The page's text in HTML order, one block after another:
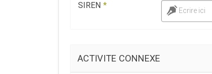
SIREN *
Ecrire ici
ACTIVITE CONNEXE